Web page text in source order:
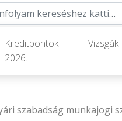
Tanfolyam kereséshez kattints ide
Kreditpontok
2026.
Vizsgák
szabadság munkajogi